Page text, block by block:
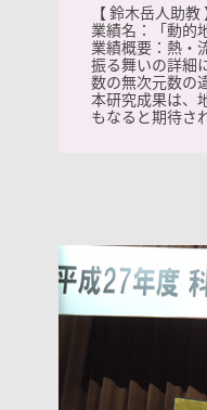
【 鈴木岳人助教
業績名：「動的
業績概要：熱・
振る舞いの詳細
数の無次元数の
本研究成果は、
もなると期待さ